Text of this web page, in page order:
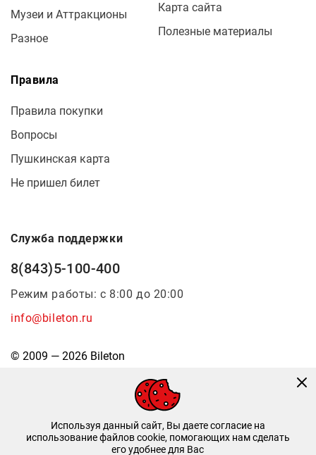
Музеи и Аттракционы
Разное
Карта сайта
Полезные материалы
Правила
Правила покупки
Вопросы
Пушкинская карта
Не пришел билет
Служба поддержки
8(843)5-100-400
Режим работы: с 8:00 до 20:00
info@bileton.ru
© 2009 — 2026 Bileton
Используя данный сайт, Вы даете согласие на
использование файлов cookie, помогающих нам сделать
его удобнее для Вас